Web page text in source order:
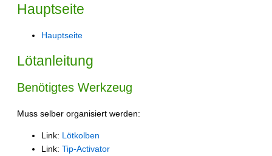
Hauptseite
Hauptseite
Lötanleitung
Benötigtes Werkzeug
Muss selber organisiert werden:
Link: Lötkolben
Link: Tip-Activator